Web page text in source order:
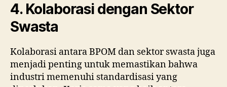
4. Kolaborasi dengan Sektor
Swasta
Kolaborasi antara BPOM dan sektor swasta juga
menjadi penting untuk memastikan bahwa
industri memenuhi standardisasi yang